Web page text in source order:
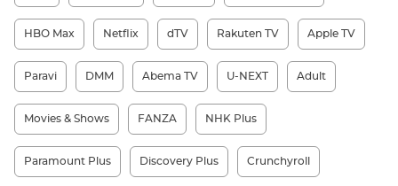
HBO Max Netflix dTV Rakuten TV Apple TV
Paravi DMM Abema TV U-NEXT Adult
Movies & Shows FANZA NHK Plus
Paramount Plus Discovery Plus Crunchyroll